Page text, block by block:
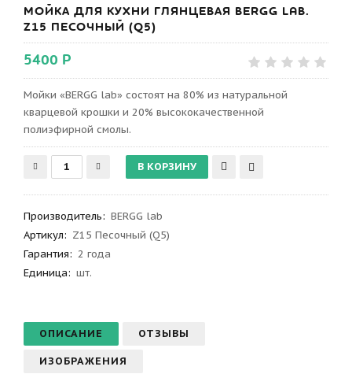
МОЙКА ДЛЯ КУХНИ ГЛЯНЦЕВАЯ BERGG LAB.
Z15 ПЕСОЧНЫЙ (Q5)
5400 Р
Мойки «BERGG lab» состоят на 80% из натуральной
кварцевой крошки и 20% высококачественной
полиэфирной смолы.
Производитель: BERGG lab
Артикул: Z15 Песочный (Q5)
Гарантия: 2 года
Единица: шт.
ОПИСАНИЕ ОТЗЫВЫ
ИЗОБРАЖЕНИЯ